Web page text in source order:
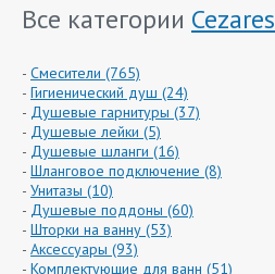
Все категории Cezares
Смесители (765)
Гигиенический душ (24)
Душевые гарнитуры (37)
Душевые лейки (5)
Душевые шланги (16)
Шланговое подключение (8)
Унитазы (10)
Душевые поддоны (60)
Шторки на ванну (53)
Аксессуары (93)
Комплектующие для ванн (51)